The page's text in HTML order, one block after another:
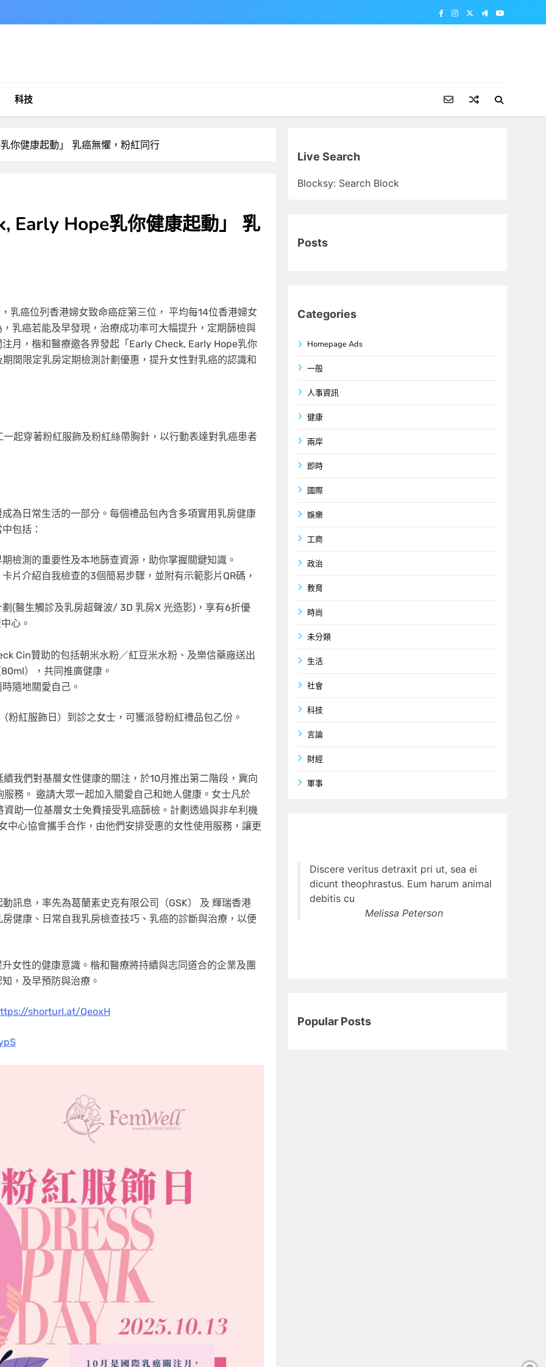
科技
你健康起動」 乳癌無懼，粉紅同行
Early Hope乳你健康起動」 乳
，乳癌位列香港婦女致命癌症第三位， 平均每14位香港婦女
乳癌若能及早發現，治療成功率可大幅提升，定期篩檢與
月，楷和醫療邀各界發起「Early Check, Early Hope乳你
間限定乳房定期檢測計劃優惠，提升女性對乳癌的認識和
起穿著粉紅服飾及粉紅絲帶胸針，以行動表達對乳癌患者
為日常生活的一部分。每個禮品包內含多項實用乳房健康
包括：
檢測的重要性及本地篩查資源，助你掌握關鍵知識。
片介紹自我檢查的3個簡易步驟，並附有示範影片QR碼，
(醫生觸診及乳房超聲波/ 3D 乳房X 光造影)，享有6折優
心。
Cin贊助的包括朝米水粉／紅豆米水粉、及樂信藥廠送出
），共同推廣健康。
隨地關愛自己。
粉紅服飾日）到診之女士，可獲派發粉紅禮品包乙份。
我們對基層女性健康的關注，於10月推出第二階段，冀向
務。 邀請大眾一起加入關愛自己和她人健康。女士凡於
助一位基層女士免費接受乳癌篩檢。計劃透過與非牟利機
心協會攜手合作，由他們安排受惠的女性使用服務，讓更
訊息，率先為葛蘭素史克有限公司（GSK） 及 輝瑞香港
健康、日常自我乳房檢查技巧、乳癌的診斷與治療，以便
女性的健康意識。楷和醫療將持續與志同道合的企業及團
，及早預防與治療。
shorturl.at/QeoxH
Live Search
Blocksy: Search Block
Posts
Categories
Homepage Ads
一般
人事資訊
健康
兩岸
即時
國際
娛樂
工商
政治
教育
時尚
未分類
生活
社會
科技
言論
財經
軍事
Discere veritus detraxit pri ut, sea ei
dicunt theophrastus. Eum harum animal
debitis cu
Melissa Peterson
Popular Posts